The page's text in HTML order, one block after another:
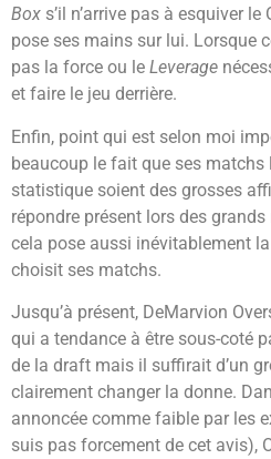
Box s’il n’arrive pas à esquiver
pose ses mains sur lui. Lorsque
pas la force ou le Leverage
et faire le jeu derrière.
Enfin, point qui est selon moi
beaucoup le fait que ses
statistique soient des grosses
répondre présent lors des
cela pose aussi inévitablement
choisit ses matchs.
Jusqu’à présent, DeMarvion
qui a tendance à être sous-coté
de la draft mais il suffirait d’un
clairement changer la donne.
annoncée comme faible par les
suis pas forcement de cet avis),